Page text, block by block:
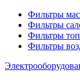
Фильтры
Фильтры
Фильтры
Фильтры